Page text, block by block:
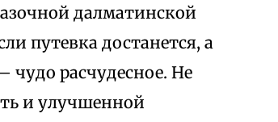
далматинской
путевка достанется, а
чудо расчудесное. Не
и улучшенной